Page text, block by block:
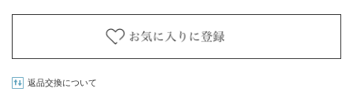
返品交換について